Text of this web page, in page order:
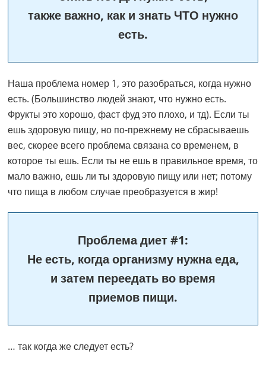
также важно, как и знать ЧТО нужно
есть.
Наша проблема номер 1, это разобраться, когда нужно
есть. (Большинство людей знают, что нужно есть.
Фрукты это хорошо, фаст фуд это плохо, и тд). Если ты
ешь здоровую пищу, но по-прежнему не сбрасываешь
вес, скорее всего проблема связана со временем, в
которое ты ешь. Если ты не ешь в правильное время, то
мало важно, ешь ли ты здоровую пищу или нет; потому
что пища в любом случае преобразуется в жир!
Проблема диет #1:
Не есть, когда организму нужна еда,
и затем переедать во время
приемов пищи.
… так когда же следует есть?